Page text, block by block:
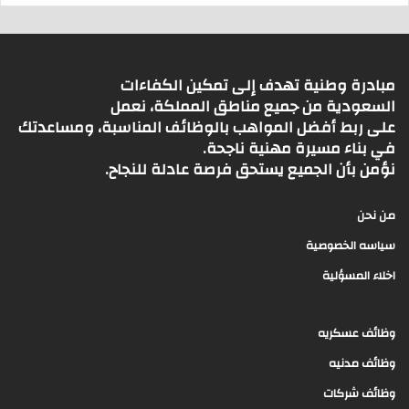
مبادرة وطنية تهدف إلى تمكين الكفاءات
السعودية من جميع مناطق المملكة، نعمل
على ربط أفضل المواهب بالوظائف المناسبة، ومساعدتك
في بناء مسيرة مهنية ناجحة.
نؤمن بأن الجميع يستحق فرصة عادلة للنجاح.
من نحن
سياسه الخصوصية
اخلاء المسؤلية
وظائف عسكريه
وظائف مدنيه
وظائف شركات